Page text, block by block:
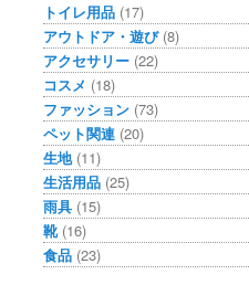
トイレ用品 (17)
アウトドア・遊び(8)
アクセサリー (22)
コスメ (18)
ファッション (73)
ペット関連 (20)
生地(11)
生活用品 (25)
雨具 (15)
靴(16)
食品 (23)